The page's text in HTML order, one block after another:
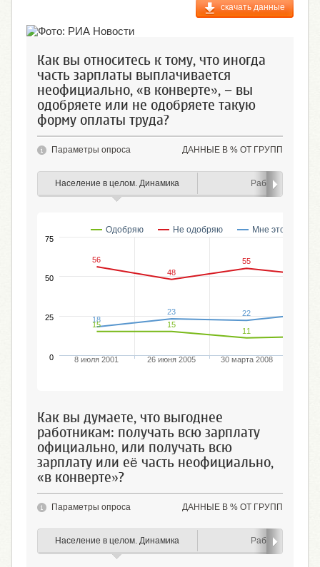
скачать данные
Как вы относитесь к тому, что иногда
часть зарплаты выплачивается
неофициально, «в конверте», − вы
одобряете или не одобряете такую
форму оплаты труда?
ДАННЫЕ В % ОТ ГРУПП
Параметры опроса
Население в целом. Динамика Работающие
18
23 22
56
48
55
15 15
11
Одобряю Не одобряю Мне это
8 июля 2001 26 июня 2005 30 марта 2008
0
25
50
75
Как вы думаете, что выгоднее
работникам: получать всю зарплату
официально, или получать всю
зарплату или её часть неофициально,
«в конверте»?
ДАННЫЕ В % ОТ ГРУПП
Параметры опроса
Население в целом. Динамика Работающие